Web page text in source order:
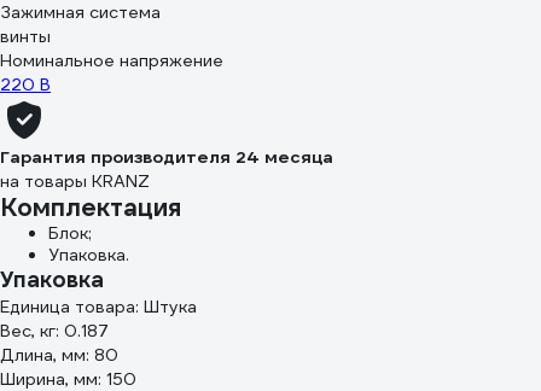
Зажимная система
винты
Номинальное напряжение
220 В
Гарантия производителя 24 месяца
на товары KRANZ
Комплектация
Блок;
Упаковка.
Упаковка
Единица товара: Штука
Вес, кг: 0.187
Длина, мм: 80
Ширина, мм: 150